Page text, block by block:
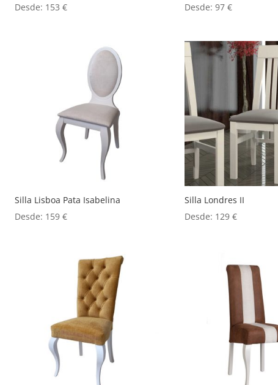
Desde: 153€
Desde:97€
Silla Lisboa Pata Isabelina
Desde: 159€
Silla Londres II
Desde: 129€